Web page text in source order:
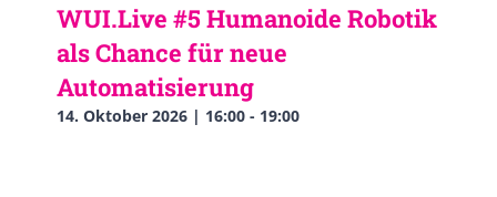
WUI.Live #5 Humanoide Robotik
als Chance für neue
Automatisierung
14. Oktober 2026 | 16:00 - 19:00